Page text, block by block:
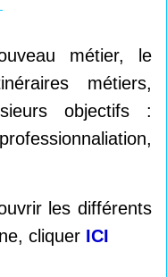
métier, le
métiers,
objectifs :
les différents
cliquer ICI